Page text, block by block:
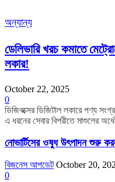
অন্যান্য
ডেলিভারি খরচ কমাতে
লকার!
October 22, 2025
0
ডিজিবক্সের ডিজিটাল লকারে পণ্য
এ ধরনের সেবার বিপরীতে মাশুলের
নোভার্টিসের ওষুধ উৎপাদন শুরু
বিজনেস আপডেট October 20,
0